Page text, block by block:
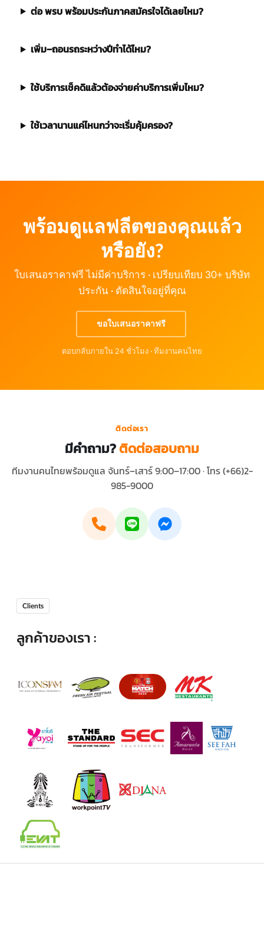
ต่อ พรบ พร้อมประกันภาคสมัครใจได้เลยไหม?
เพิ่ม–ถอนรถระหว่างปีทำได้ไหม?
ใช้บริการเช็คดิแล้วต้องจ่ายค่าบริการเพิ่มไหม?
ใช้เวลานานแค่ไหนกว่าจะเริ่มคุ้มครอง?
พร้อมดูแลฟลีตของคุณแล้ว
หรือยัง?
ใบเสนอราคาฟรี ไม่มีค่าบริการ · เปรียบเทียบ 30+ บริษัท
ประกัน · ตัดสินใจอยู่ที่คุณ
ขอใบเสนอราคาฟรี
ตอบกลับภายใน 24 ชั่วโมง · ทีมงานคนไทย
ติดต่อเรา
มีคำถาม?ติดต่อสอบถาม
ทีมงานคนไทยพร้อมดูแล จันทร์–เสาร์ 9:00–17:00 · โทร (+66)2-
985-9000
Clients
ลูกค้าของเรา :